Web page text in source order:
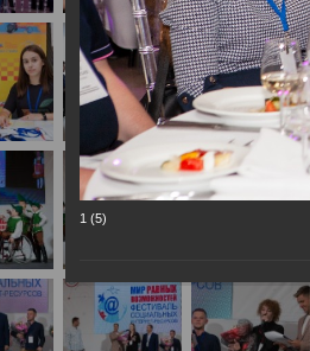
1 (5)